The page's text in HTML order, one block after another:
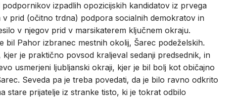
izpadlih opozicijskih kandidatov iz prvega
prid (očitno trdna) podpora socialnih demokratov in
v njegov prid v marsikaterem ključnem okraju.
bil Pahor izbranec mestnih okolij, Šarec podeželskih.
kjer je praktično povsod kraljeval sedanji predsednik, in
usmerjeni ljubljanski okraji, kjer je bil bolj kot običajno
Seveda pa je treba povedati, da je bilo ravno odkrito
stare prijatelje iz stranke tisto, ki je tokrat odbilo